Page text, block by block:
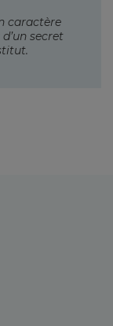
caractère
secret